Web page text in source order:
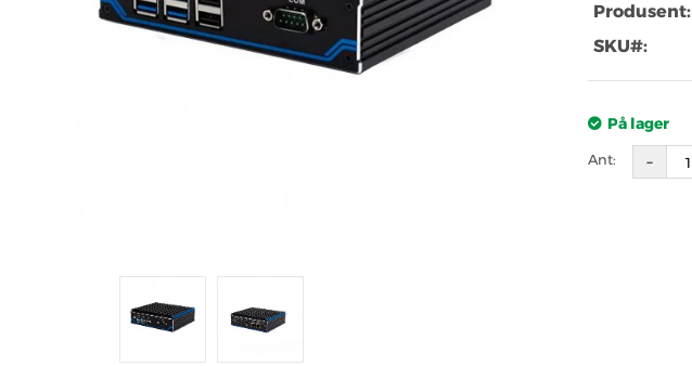
Produsent:
SKU#:
På lager
Ant: